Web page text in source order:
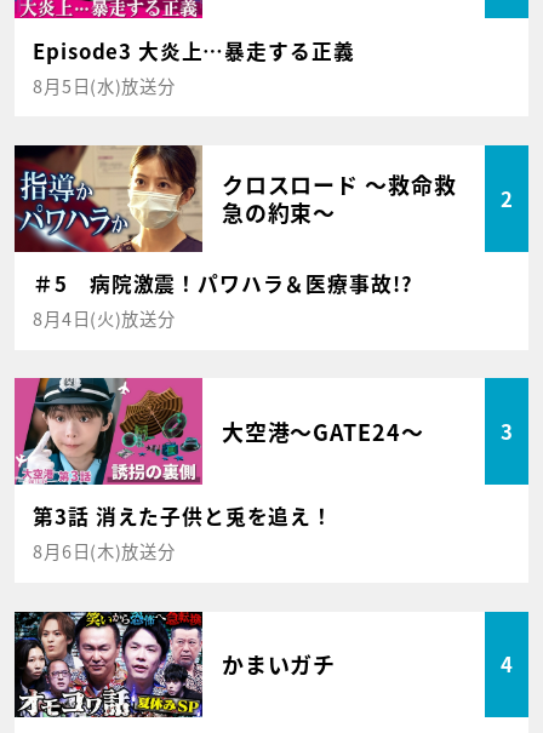
Episode3 大炎上…暴走する正義
8月5日(水)放送分
クロスロード ～救命救
急の約束～
2
＃5 病院激震！パワハラ＆医療事故!?
8月4日(火)放送分
大空港～GATE24～ 3
第3話 消えた子供と兎を追え！
8月6日(木)放送分
かまいガチ 4